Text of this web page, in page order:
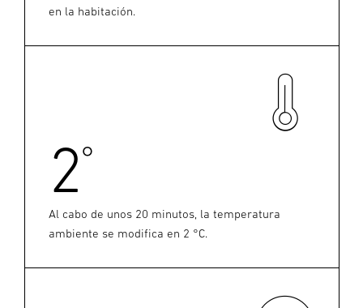
en la habitación.
2°
Al cabo de unos 20 minutos, la temperatura
ambiente se modifica en 2 °C.